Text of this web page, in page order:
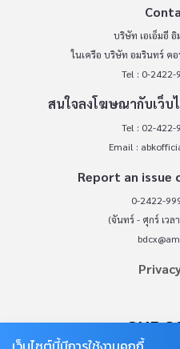
บริษัท เอเอ็มอี
ในเครือ บริษัท อมรินทร์ ค
Tel : 0-
สนใจลงโฆษณากับเว็บ
Tel : 02-
Email :
Report an issue
0-2422-
(จันทร์ - ศุกร์ เวล
OUR